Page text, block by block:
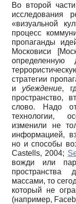
Во второй
исследования
«визуальной
процесс
пропаганды
Московиси
[
стратегии
и убеждение,
слово. Надо
технологии,
изменили не
информацией,
но и способы
Castells, 2004;
вожди или
массами, то
который не
(например,